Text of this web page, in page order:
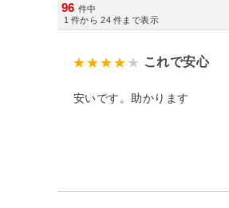
96 件中
1 件から 24 件まで表示
これで安心
安いです。助かります